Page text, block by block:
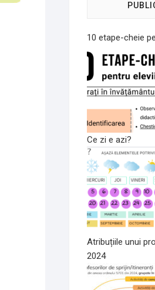
10 etape-cheie
Ce zi e azi?
Atribuțiile unui
2024